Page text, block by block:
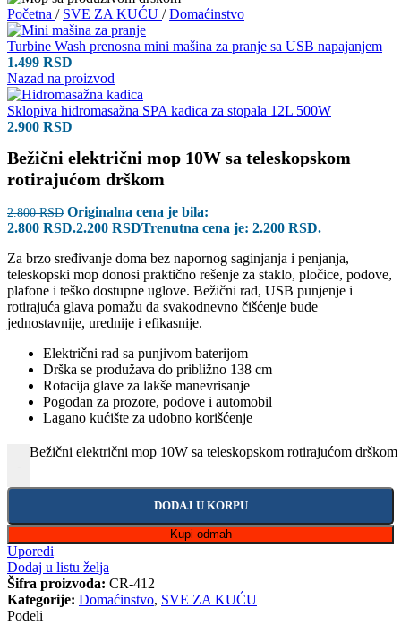
Početna / SVE ZA KUĆU / Domaćinstvo
Turbine Wash prenosna mini mašina za pranje sa USB napajanjem
1.499 RSD
Nazad na proizvod
Sklopiva hidromasažna SPA kadica za stopala 12L 500W
2.900 RSD
Bežični električni mop 10W sa teleskopskom
rotirajućom drškom
2.800RSD Originalna cena je bila:
2.800 RSD.2.200 RSDTrenutna cena je: 2.200 RSD.
Za brzo sređivanje doma bez napornog saginjanja i penjanja,
teleskopski mop donosi praktično rešenje za staklo, pločice, podove,
plafone i teško dostupne uglove. Bežični rad, USB punjenje i
rotirajuća glava pomažu da svakodnevno čišćenje bude
jednostavnije, urednije i efikasnije.
Električni rad sa punjivom baterijom
Drška se produžava do približno 138 cm
Rotacija glave za lakše manevrisanje
Pogodan za prozore, podove i automobil
Lagano kućište za udobno korišćenje
-
Bežični električni mop 10W sa teleskopskom rotirajućom
DODAJ U KORPU
Kupi odmah
Uporedi
Dodaj u listu želja
Šifra proizvoda: CR-412
Kategorije: Domaćinstvo, SVE ZA KUĆU
Podeli